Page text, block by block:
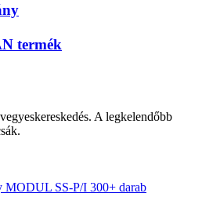
termék
A legkelendőbb